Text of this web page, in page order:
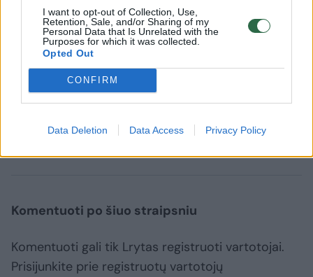
I want to opt-out of Collection, Use,
Retention, Sale, and/or Sharing of my
Personal Data that Is Unrelated with the
Purposes for which it was collected.
Opted Out
CONFIRM
Data Deletion Data Access Privacy Policy
partijos narys Juozas Olekas, diplomatas
Vygaudas Ušackas, Olimpinių žaidynių
čempionas ir rekordininkas lengvaatletis
Virgilijus Alekna bei europarlamentaras
Zigmantas Balčytis.
Komentuoti po šiuo straipsniu
Komentuoti gali tik Lrytas registruoti vartotojai.
Prisijunkite prie registruotų vartotojų